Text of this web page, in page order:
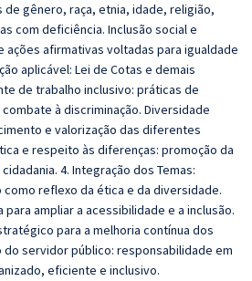
de gênero, raça, etnia, idade, religião,
com deficiência. Inclusão social e
ações afirmativas voltadas para igualdade
aplicável: Lei de Cotas e demais
de trabalho inclusivo: práticas de
à discriminação. Diversidade
e valorização das diferentes
e respeito às diferenças: promoção da
4. Integração dos Temas:
reflexo da ética e da diversidade.
ampliar a acessibilidade e a inclusão.
para a melhoria contínua dos
do servidor público: responsabilidade em
eficiente e inclusivo.